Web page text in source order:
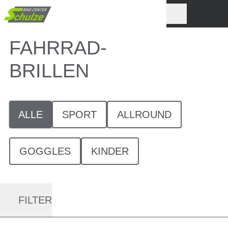
FAHRRAD-
BRILLEN
ALLE SPORT ALLROUND
GOGGLES KINDER
FILTER